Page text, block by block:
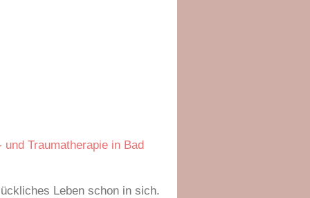
Traumatherapie in Bad
Leben schon in sich.